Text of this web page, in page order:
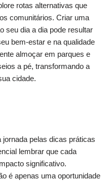
rotas alternativas que
comunitários. Criar uma
seu dia a dia pode resultar
bem-estar e na ‍qualidade
almoçar em parques e
a⁤ pé, transformando a
cidade.
pelas dicas práticas
lembrar ‌que ‌cada
‍significativo.
é apenas uma ‍oportunidade‌